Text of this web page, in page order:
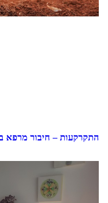
התקרקעות – חיבור מרפא